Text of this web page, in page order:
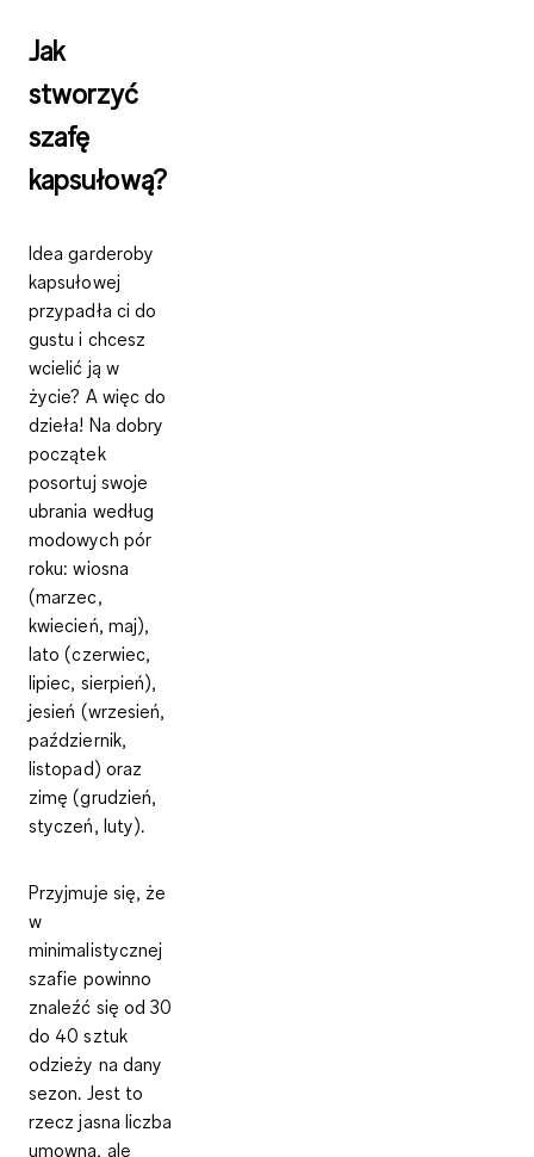
Jak
stworzyć
szafę
kapsułową?
Idea garderoby
kapsułowej
przypadła ci do
gustu i chcesz
wcielić ją w
życie? A więc do
dzieła! Na dobry
początek
posortuj swoje
ubrania według
modowych pór
roku: wiosna
(marzec,
kwiecień, maj),
lato (czerwiec,
lipiec, sierpień),
jesień (wrzesień,
październik,
listopad) oraz
zimę (grudzień,
styczeń, luty).
Przyjmuje się, że
w
minimalistycznej
szafie powinno
znaleźć się od 30
do 40 sztuk
odzieży na dany
sezon. Jest to
rzecz jasna liczba
umowna, ale